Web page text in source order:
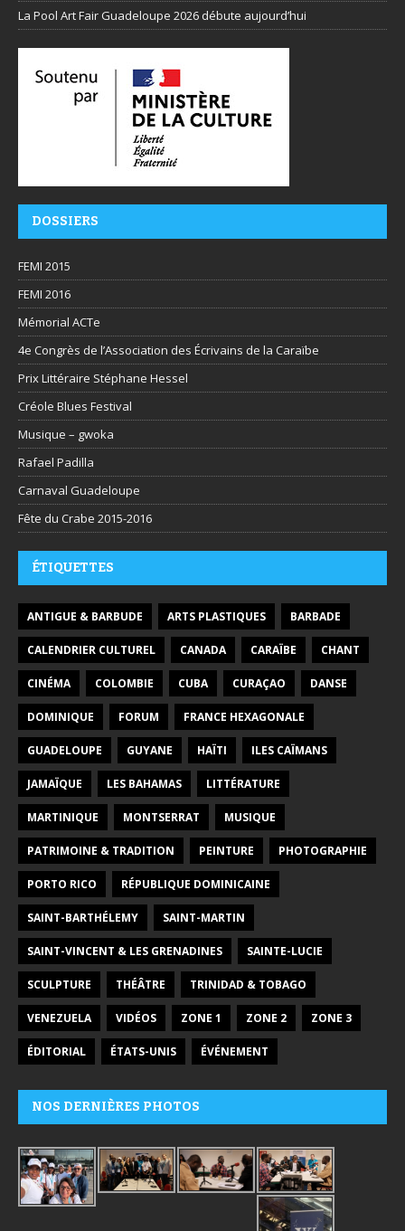
La Pool Art Fair Guadeloupe 2026 débute aujourd’hui
DOSSIERS
FEMI 2015
FEMI 2016
Mémorial ACTe
4e Congrès de l’Association des Écrivains de la Caraïbe
Prix Littéraire Stéphane Hessel
Créole Blues Festival
Musique – gwoka
Rafael Padilla
Carnaval Guadeloupe
Fête du Crabe 2015-2016
ÉTIQUETTES
ANTIGUE & BARBUDE ARTS PLASTIQUES BARBADE
CALENDRIER CULTUREL CANADA CARAÏBE CHANT
CINÉMA COLOMBIE CUBA CURAÇAO DANSE
DOMINIQUE FORUM FRANCE HEXAGONALE
GUADELOUPE GUYANE HAÏTI ILES CAÏMANS
JAMAÏQUE LES BAHAMAS LITTÉRATURE
MARTINIQUE MONTSERRAT MUSIQUE
PATRIMOINE & TRADITION PEINTURE PHOTOGRAPHIE
PORTO RICO RÉPUBLIQUE DOMINICAINE
SAINT-BARTHÉLEMY SAINT-MARTIN
SAINT-VINCENT & LES GRENADINES SAINTE-LUCIE
SCULPTURE THÉÂTRE TRINIDAD & TOBAGO
VENEZUELA VIDÉOS ZONE 1 ZONE 2 ZONE 3
ÉDITORIAL ÉTATS-UNIS ÉVÉNEMENT
NOS DERNIÈRES PHOTOS